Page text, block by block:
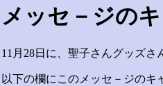
メッセ－ジの
11月28日に、聖子さんグッズさ
以下の欄にこのメッセ－ジのキ